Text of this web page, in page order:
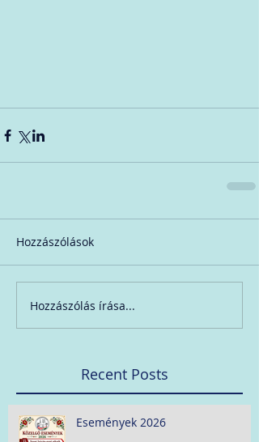
Hozzászólások
Hozzászólás írása...
Recent Posts
Események 2026